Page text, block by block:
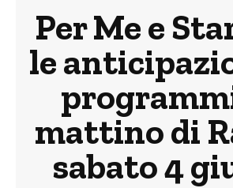
Per Me e
le
mattino di
sabato 4